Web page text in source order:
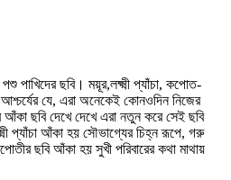
পাখিদের ছবি। ময়ূর,লক্ষ্মী প্যাঁচা, কপোত-
যে, এরা অনেকেই কোনওদিন নিজের
আঁকা ছবি দেখে দেখে এরা নতুন করে সেই ছবি
প্যাঁচা আঁকা হয় সৌভাগ্যের চিহ্ন রূপে, গরু
ছবি আঁকা হয় সুখী পরিবারের কথা মাথায়